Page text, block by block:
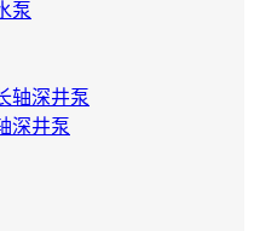
泵
深井泵